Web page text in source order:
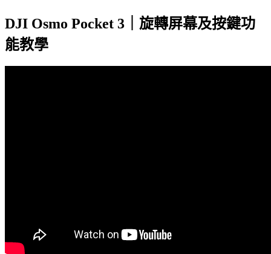
DJI Osmo Pocket 3｜旋轉屏幕及按鍵功
能教學